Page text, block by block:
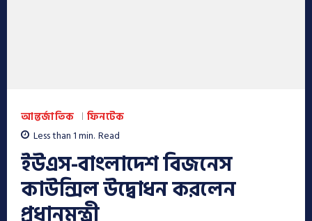
আন্তর্জাতিক ফিনটেক
Less than 1min. Read
ইউএস-বাংলাদেশ বিজনেস
কাউন্সিল উদ্বোধন করলেন